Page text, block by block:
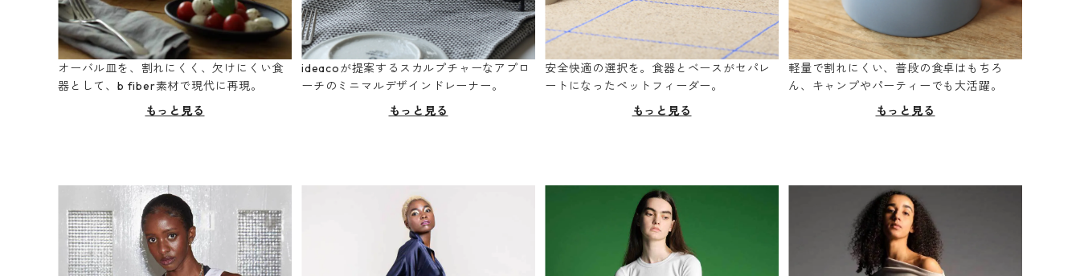
オーバル皿を、割れにくく、欠けにくい食
器として、b fiber素材で現代に再現。
もっと見る
ideacoが提案するスカルプチャーなアプロ
ーチのミニマルデザインドレーナー。
もっと見る
安全快適の選択を。食器とベースがセパレ
ートになったペットフィーダー。
もっと見る
軽量で割れにくい、普段の食卓はもちろ
ん、キャンプやパーティーでも大活躍。
もっと見る